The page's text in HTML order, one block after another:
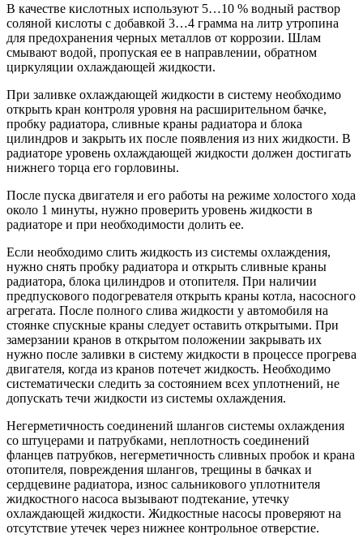
В качестве кислотных используют 5…10 % водный раствор
соляной кислоты с добавкой 3…4 грамма на литр утропина
для предохранения черных металлов от коррозии. Шлам
смывают водой, пропуская ее в направлении, обратном
циркуляции охлаждающей жидкости.
При заливке охлаждающей жидкости в систему необходимо
открыть кран контроля уровня на расширительном бачке,
пробку радиатора, сливные краны радиатора и блока
цилиндров и закрыть их после появления из них жидкости. В
радиаторе уровень охлаждающей жидкости должен достигать
нижнего торца его горловины.
После пуска двигателя и его работы на режиме холостого хода
около 1 минуты, нужно проверить уровень жидкости в
радиаторе и при необходимости долить ее.
Если необходимо слить жидкость из системы охлаждения,
нужно снять пробку радиатора и открыть сливные краны
радиатора, блока цилиндров и отопителя. При наличии
предпускового подогревателя открыть краны котла, насосного
агрегата. После полного слива жидкости у автомобиля на
стоянке спускные краны следует оставить открытыми. При
замерзании кранов в открытом положении закрывать их
нужно после заливки в систему жидкости в процессе прогрева
двигателя, когда из кранов потечет жидкость. Необходимо
систематически следить за состоянием всех уплотнений, не
допускать течи жидкости из системы охлаждения.
Негерметичность соединений шлангов системы охлаждения
со штуцерами и патрубками, неплотность соединений
фланцев патрубков, негерметичность сливных пробок и крана
отопителя, повреждения шлангов, трещины в бачках и
сердцевине радиатора, износ сальникового уплотнителя
жидкостного насоса вызывают подтекание, утечку
охлаждающей жидкости. Жидкостные насосы проверяют на
отсутствие утечек через нижнее контрольное отверстие.